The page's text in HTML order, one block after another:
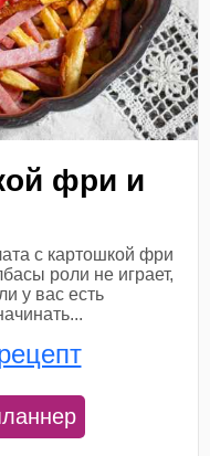
фри и
с картошкой фри
роли не играет,
у вас есть